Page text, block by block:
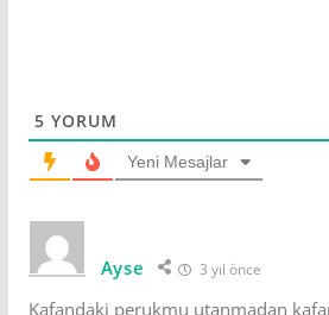
5 YORUM
Yeni Mesajlar
Ayse 3 yıl önce
Kafandaki perukmu utanmadan